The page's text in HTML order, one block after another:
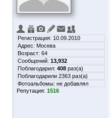
Регистрация: 10.09.2010
Адрес: Москва
Возраст: 64
Сообщений: 13,932
Поблагодарил: 408 раз(а)
Поблагодарили 2363 раз(а)
Фотоальбомы: не добавлял
Репутация: 1516